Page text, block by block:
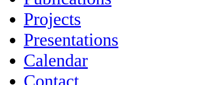
Projects
Presentations
Calendar
Contact